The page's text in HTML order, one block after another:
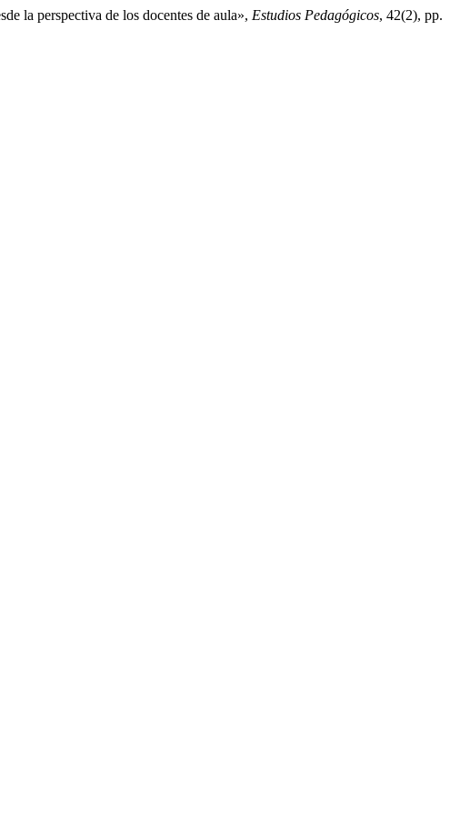
la perspectiva de los docentes de aula», Estudios Pedagógicos, 42(2), pp.